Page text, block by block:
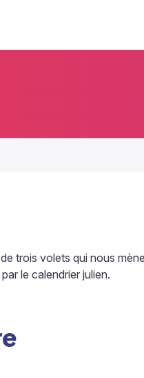
trois volets qui nous
le calendrier julien.